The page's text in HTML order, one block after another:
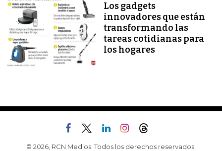
Los gadgets
innovadores que están
transformando las
tareas cotidianas para
los hogares
© 2026, RCN Medios. Todos los derechos reservados.